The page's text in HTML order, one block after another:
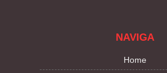
NAVIGA
Home